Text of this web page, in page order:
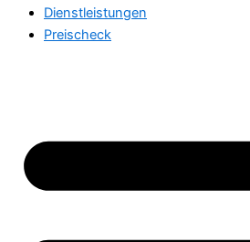
Dienstleistungen
Preischeck